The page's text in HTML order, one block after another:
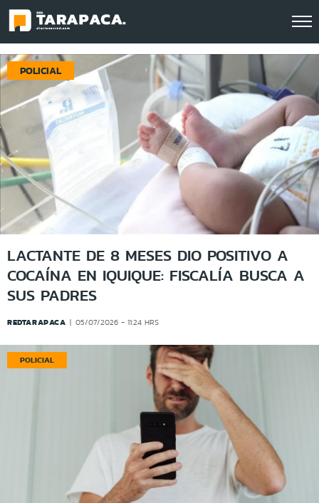
Click acá para ir directamente al contenido
POLICIAL
POLICIAL
LACTANTE DE 8 MESES DIO POSITIVO A
COCAÍNA EN IQUIQUE: FISCALÍA BUSCA A
SUS PADRES
REDTARAPACA 05/07/2026 - 11:24 HRS